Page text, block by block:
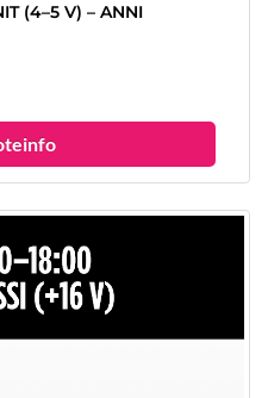
(4–5 V) – ANNI